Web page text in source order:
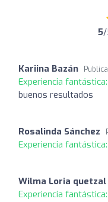
5
Kariina Bazán
Experiencia fantástica:
buenos resultados
Rosalinda Sánchez
Experiencia fantástica:
Wilma Loria quetzal
Experiencia fantástica: